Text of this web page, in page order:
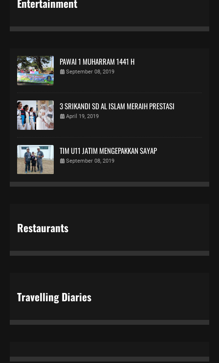
Entertainment
PAWAI 1 MUHARRAM 1441 H
September 08, 2019
3 SRIKANDI SD AL ISLAM MERAIH PRESTASI
April 19, 2019
TIM U11 JATIM MENGEPAKKAN SAYAP
September 08, 2019
Restaurants
Travelling Diaries